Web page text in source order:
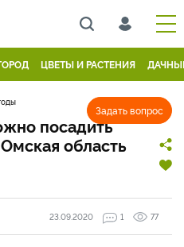
ЦВЕТЫ И РАСТЕНИЯ
Задать вопрос
посадить
область
23.09.2020 1 77